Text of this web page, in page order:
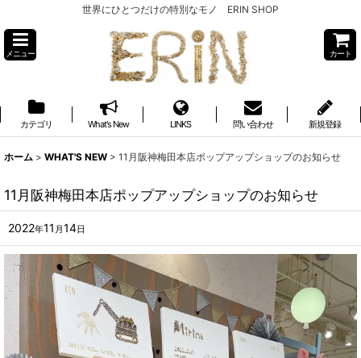
世界にひとつだけの特別なモノ ERIN SHOP
メニュー カート
カテゴリ What's New LINKS 問い合わせ 新規登録
ホーム > WHAT'S NEW > 11月阪神梅田本店ポップアップショップのお知らせ
11月阪神梅田本店ポップアップショップのお知らせ
2022年11 月14日